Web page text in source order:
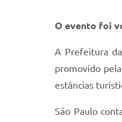
O evento foi
A Prefeitura
promovido
estâncias
São Paulo